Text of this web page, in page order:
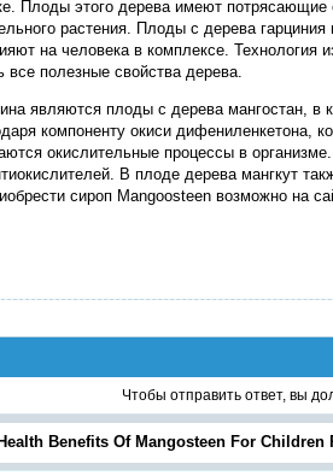
Плоды этого дерева имеют
растения. Плоды с дерева
на человека в комплексе. Технология
все полезные свойства дерева.
являются плоды с дерева мангостан, в
компоненту окиси дифениленкетона,
окислительные процессы в
В плоде дерева мангкут
сироп Mangoosteen возможно на
Чтобы отправить ответ, вы
Health Benefits Of Mangosteen For Children